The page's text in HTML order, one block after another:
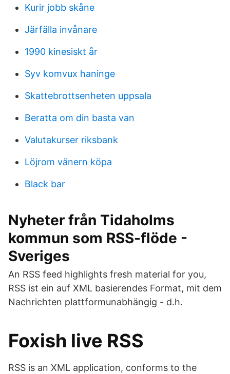
Kurir jobb skåne
Järfälla invånare
1990 kinesiskt år
Syv komvux haninge
Skattebrottsenheten uppsala
Beratta om din basta van
Valutakurser riksbank
Löjrom vänern köpa
Black bar
Nyheter från Tidaholms
kommun som RSS-flöde -
Sveriges
An RSS feed highlights fresh material for you,
RSS ist ein auf XML basierendes Format, mit dem
Nachrichten plattformunabhängig - d.h.
Foxish live RSS
RSS is an XML application, conforms to the